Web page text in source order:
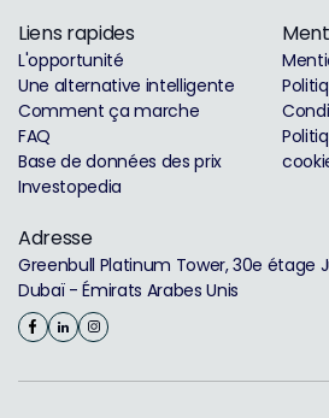
Liens rapides
L'opportunité
Une alternative intelligente
Comment ça marche
FAQ
Base de données des prix
Investopedia
Adresse
Greenbull Platinum Tower, 30e étage
Dubaï - Émirats Arabes Unis